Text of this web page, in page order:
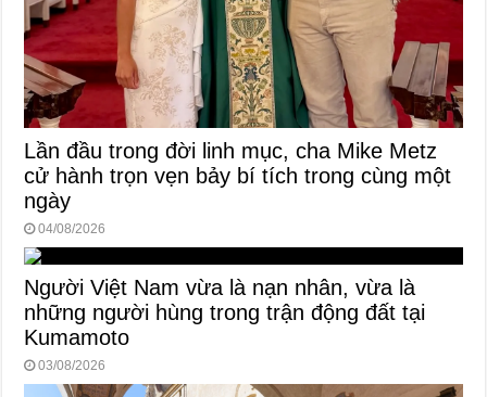
Lần đầu trong đời linh mục, cha Mike Metz
cử hành trọn vẹn bảy bí tích trong cùng một
ngày
04/08/2026
Người Việt Nam vừa là nạn nhân, vừa là
những người hùng trong trận động đất tại
Kumamoto
03/08/2026